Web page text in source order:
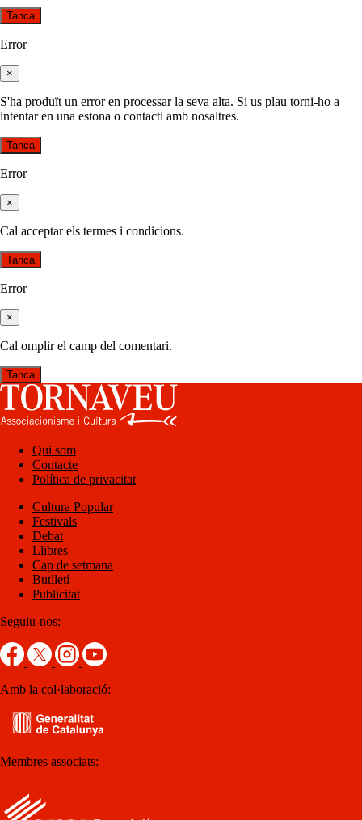
Tanca
Error
×
S'ha produït un error en processar la seva alta. Si us plau torni-ho a
intentar en una estona o contacti amb nosaltres.
Tanca
Error
×
Cal acceptar els termes i condicions.
Tanca
Error
×
Cal omplir el camp del comentari.
Tanca
Qui som
Contacte
Política de privacitat
Cultura Popular
Festivals
Debat
Llibres
Cap de setmana
Butlletí
Publicitat
Seguiu-nos:
Amb la col·laboració:
Membres associats: